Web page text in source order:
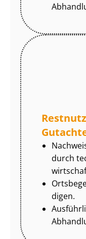
durch
di­gen.